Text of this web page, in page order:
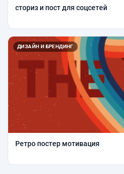
сториз и пост для соцсетей
ДИЗАЙН И БРЕНДИНГ
Ретро постер мотивация